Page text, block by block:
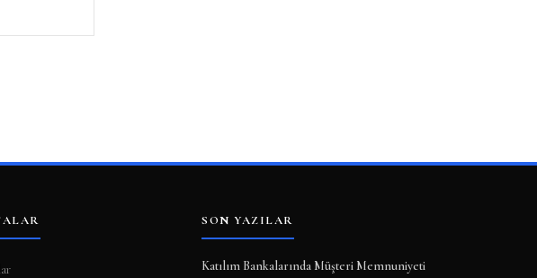
SON YAZILAR
Katılım Bankalarında Müşteri Memnuniyeti